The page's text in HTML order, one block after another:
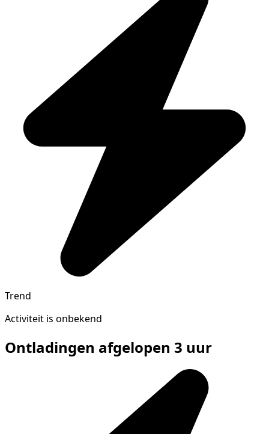
Trend
Activiteit is onbekend
Ontladingen afgelopen 3 uur